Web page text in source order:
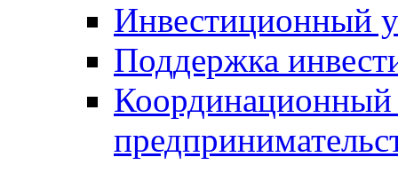
Инвестиционный
Поддержка
Координационный